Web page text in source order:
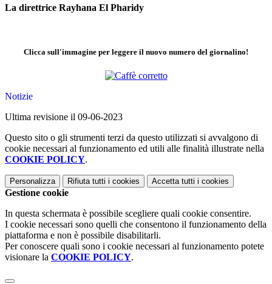
La direttrice Rayhana El Pharidy
Clicca sull'immagine per leggere il nuovo numero del giornalino!
Notizie
Ultima revisione il 09-06-2023
Questo sito o gli strumenti terzi da questo utilizzati si avvalgono di
cookie necessari al funzionamento ed utili alle finalità illustrate nella
COOKIE POLICY.
Personalizza Rifiuta tutti i cookies Accetta tutti i cookies
Gestione cookie
In questa schermata è possibile scegliere quali cookie consentire.
I cookie necessari sono quelli che consentono il funzionamento della
piattaforma e non è possibile disabilitarli.
Per conoscere quali sono i cookie necessari al funzionamento potete
visionare la COOKIE POLICY.